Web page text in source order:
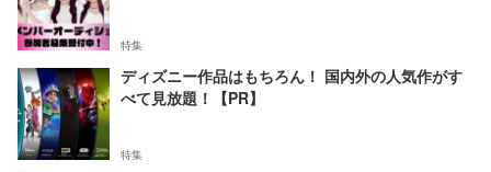
特集
ディズニー作品はもちろん！ 国内外の人気作がす
べて見放題！【PR】
特集